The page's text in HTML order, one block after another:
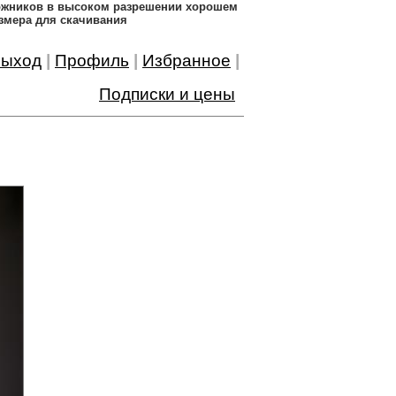
в высоком разрешении хорошем
для скачивания
Профиль Избранное
Подписки и цены